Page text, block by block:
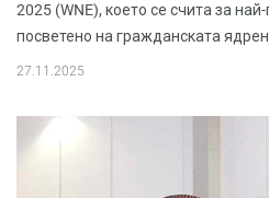
2025 (WNE), което се счита за
посветено на гражданската
27.11.2025